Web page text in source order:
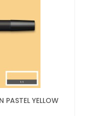
PASTEL YELLOW